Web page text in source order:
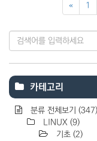
« 1
카테고리
분류 전체보기 (347)
LINUX (9)
기초 (2)